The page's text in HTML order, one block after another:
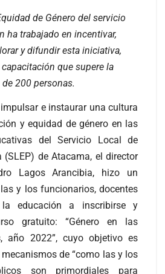
de Género del servicio
ha trabajado en incentivar,
y difundir esta iniciativa,
que supere la
200 personas.
e instaurar una cultura
y equidad de género en las
del Servicio Local de
(SLEP) de Atacama, el director
Lagos Arancibia, hizo un
y los funcionarios, docentes
educación a inscribirse y
gratuito: “Género en las
año 2022”, cuyo objetivo es
de “como las y los
son primordiales para